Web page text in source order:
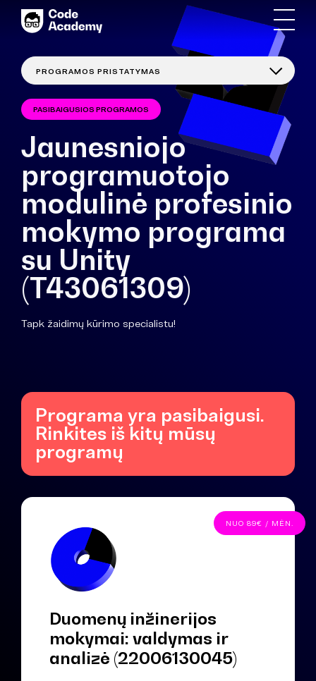
PASIBAIGUSIOS PROGRAMOS
Jaunesniojo
programuotojo
modulinė profesinio
mokymo programa
su Unity
(T43061309)
Tapk žaidimų kūrimo specialistu!
Programa yra pasibaigusi.
Rinkites iš kitų mūsų
programų
NUO 89€ / MĖN.
Duomenų inžinerijos
mokymai: valdymas ir
analizė (22006130045)